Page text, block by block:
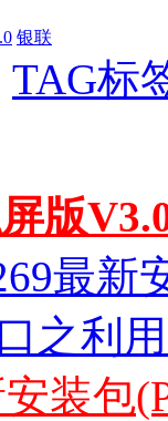
银联
TAG标
版
最新
之利
装包